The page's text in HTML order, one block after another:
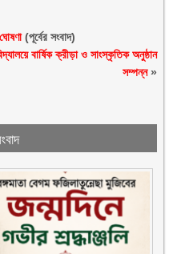
(পূর্বের সংবাদ)
বার্ষিক ক্রীড়া ও সাংস্কৃতিক অনুষ্ঠান
সম্পন্ন»